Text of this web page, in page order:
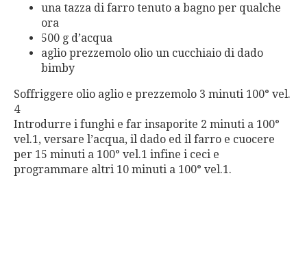
una tazza di farro tenuto a bagno per qualche
ora
500 g d’acqua
aglio prezzemolo olio un cucchiaio di dado
bimby
Soffriggere olio aglio e prezzemolo 3 minuti 100° vel.
4
Introdurre i funghi e far insaporite 2 minuti a 100°
vel.1, versare l’acqua, il dado ed il farro e cuocere
per 15 minuti a 100° vel.1 infine i ceci e
programmare altri 10 minuti a 100° vel.1.